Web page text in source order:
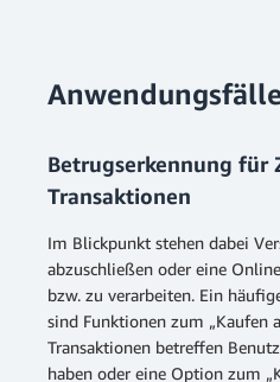
Anwendungsfälle
Betrugserkennung für
Transaktionen
Im Blickpunkt stehen dabei
abzuschließen oder eine
bzw. zu verarbeiten. Ein
sind Funktionen zum „Kaufen
Transaktionen betreffen
haben oder eine Option zum